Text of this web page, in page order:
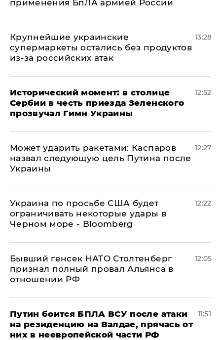
применения БпЛА армией России
Крупнейшие украинские
супермаркеты остались без продуктов
из-за российских атак
13:28
Исторический момент: в столице
Сербии в честь приезда Зеленского
прозвучал Гимн Украины
12:52
Может ударить ракетами: Каспаров
назвал следующую цель Путина после
Украины
12:27
Украина по просьбе США будет
ограничивать некоторые удары в
Черном море - Bloomberg
12:22
Бывший генсек НАТО Столтенберг
признал полный провал Альянса в
отношении РФ
12:05
Путин боится БПЛА ВСУ после атаки
на резиденцию на Валдае, прячась от
них в неевропейской части РФ
11:51